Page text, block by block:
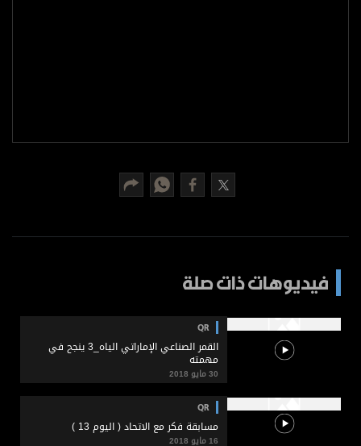
برامج
مواقيت الصلاة
الأحوال الجوية
فيديوهات ذات صلة
QR
القمر الصناعي الإماراتي الياه_3 ينجح في
مهمته
30 مايو 2018
QR
مسابقة فكر مع الاتحاد ( اليوم 13 )
16 مايو 2018